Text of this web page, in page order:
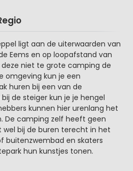
ligt aan de uiterwaarden van
Eems en op loopafstand van
niet te grote camping de
omgeving kun je een
huren bij een van de
de steiger kun je je hengel
kunnen hier urenlang het
De camping zelf heeft geen
wel bij de buren terecht in het
buitenzwembad en skaters
hun kunstjes tonen.